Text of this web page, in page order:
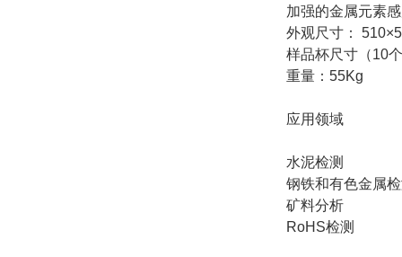
加强的金属元素
外观尺寸：
样品杯尺寸（10
重量：55Kg
应用领域
水泥检测
钢铁和有色金属
矿料分析
RoHS检测